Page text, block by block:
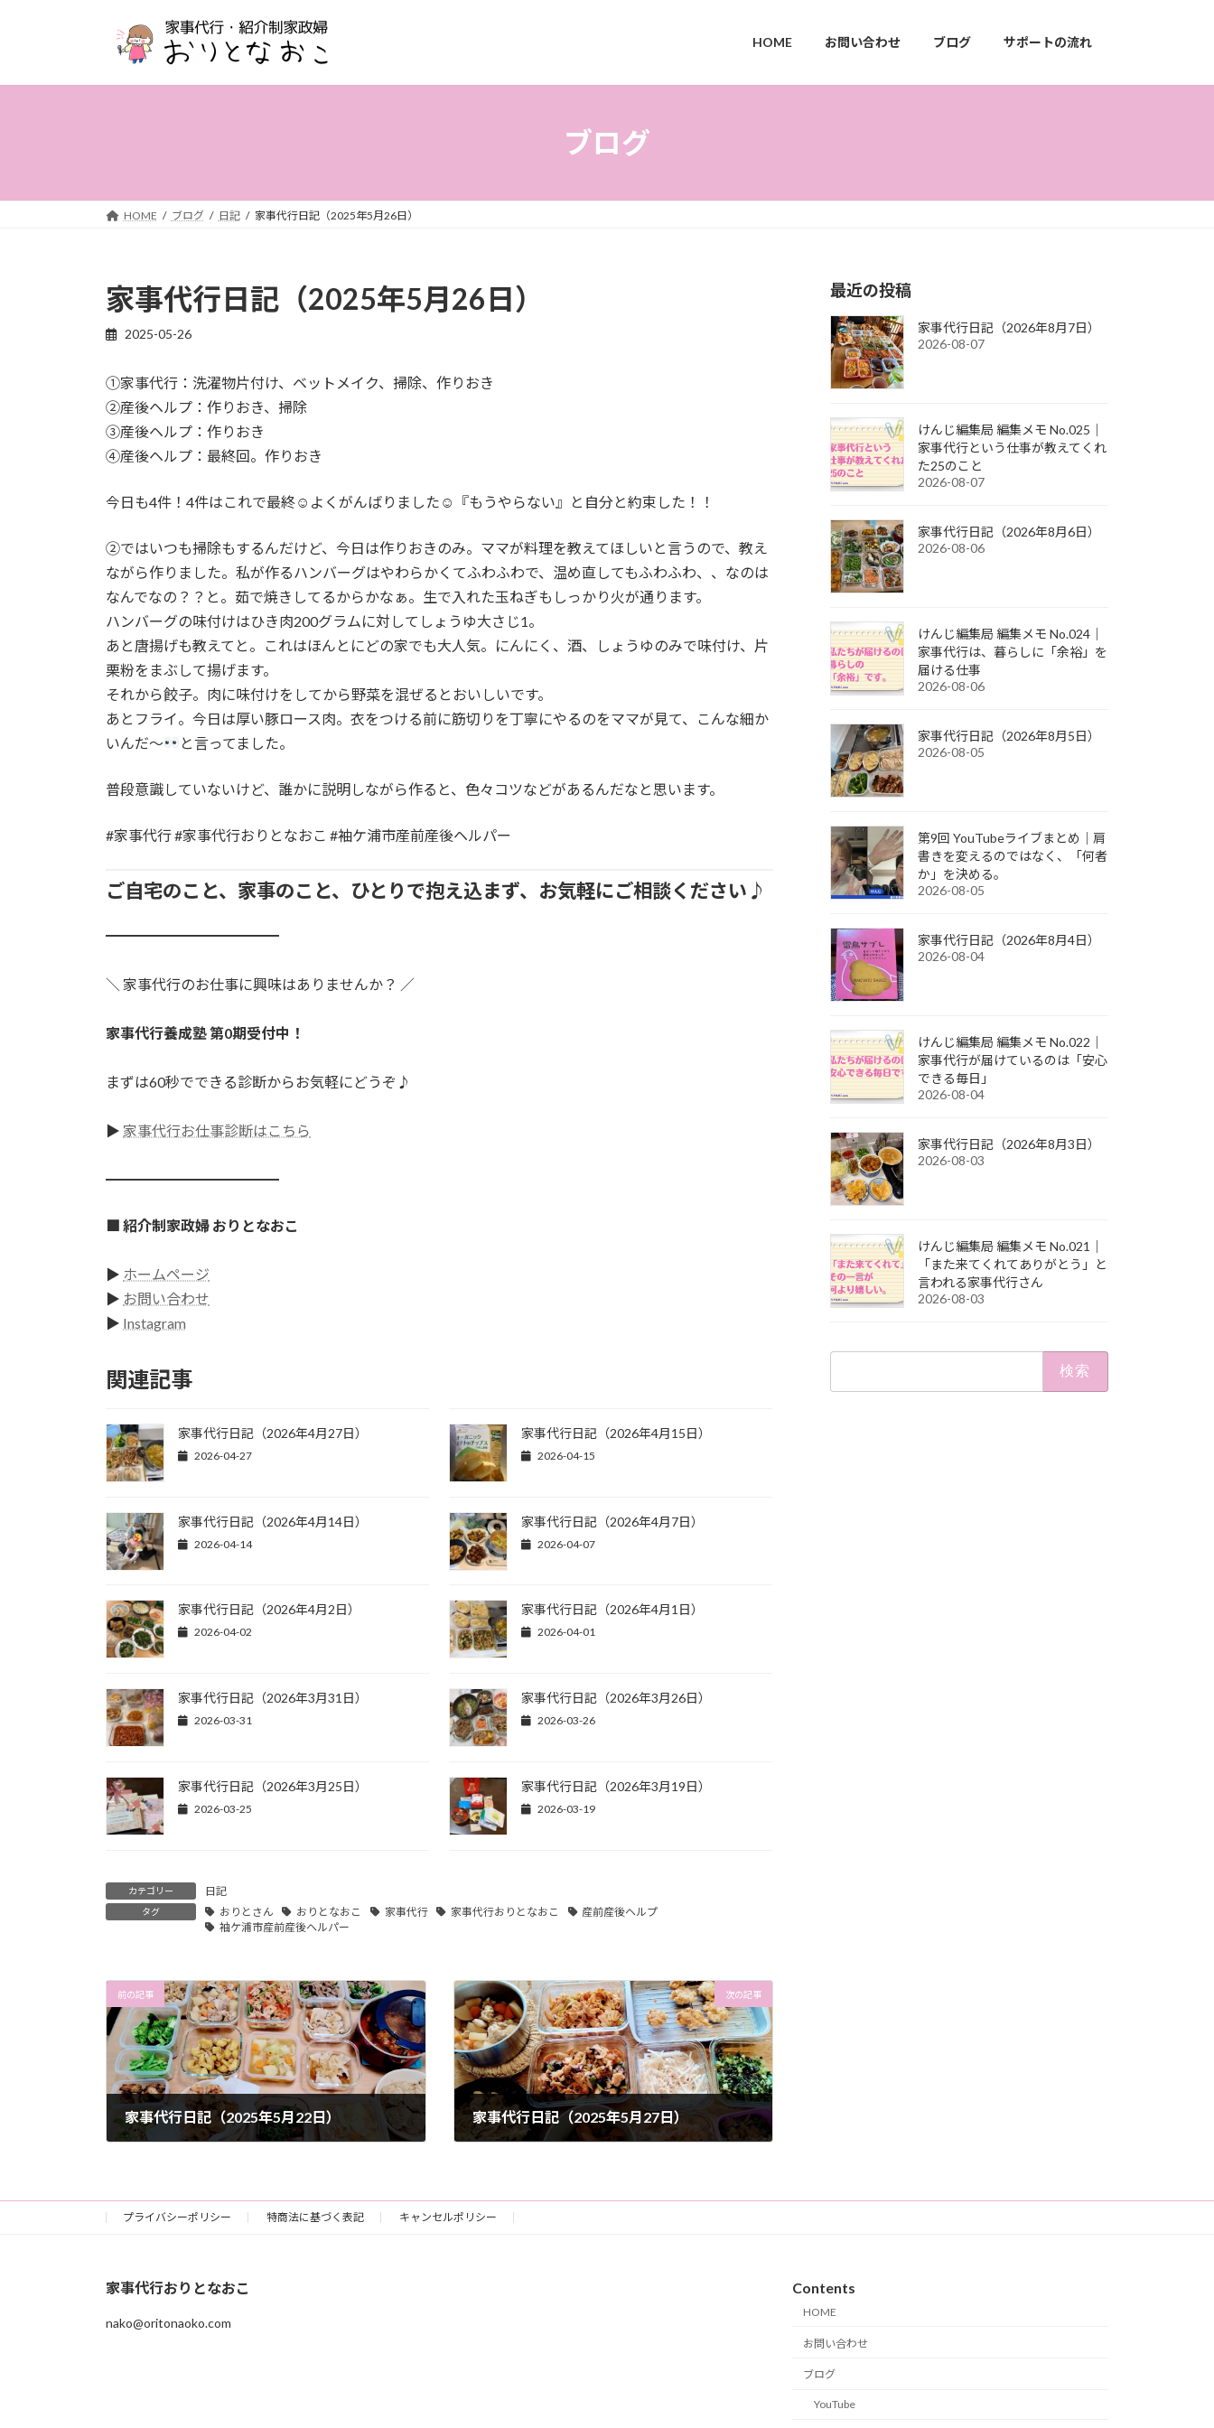
プ
動
HOME お問い合わせ ブログ サポートの流れ
ブログ
HOME ブログ 日記 家事代行日記（2025年5月26日）
家事代行日記（2025年5月26日）
2025-05-26
①家事代行：洗濯物片付け、ベットメイク、掃除、作りおき
②産後ヘルプ：作りおき、掃除
③産後ヘルプ：作りおき
④産後ヘルプ：最終回。作りおき
今日も4件！4件はこれで最終☺よくがんばりました☺『もうやらない』と自分と約束した！！
②ではいつも掃除もするんだけど、今日は作りおきのみ。ママが料理を教えてほしいと言うので、教え
ながら作りました。私が作るハンバーグはやわらかくてふわふわで、温め直してもふわふわ、、なのは
なんでなの？？と。茹で焼きしてるからかなぁ。生で入れた玉ねぎもしっかり火が通ります。
ハンバーグの味付けはひき肉200グラムに対してしょうゆ大さじ1。
あと唐揚げも教えてと。これはほんとにどの家でも大人気。にんにく、酒、しょうゆのみで味付け、片
栗粉をまぶして揚げます。
それから餃子。肉に味付けをしてから野菜を混ぜるとおいしいです。
あとフライ。今日は厚い豚ロース肉。衣をつける前に筋切りを丁寧にやるのをママが見て、こんな細か
いんだ〜
と言ってました。
普段意識していないけど、誰かに説明しながら作ると、色々コツなどがあるんだなと思います。
#家事代行 #家事代行おりとなおこ #袖ケ浦市産前産後ヘルパー
ご自宅のこと、家事のこと、ひとりで抱え込まず、お気軽にご相談ください♪
━━━━━━━━━━━━
＼ 家事代行のお仕事に興味はありませんか？ ／
家事代行養成塾 第0期受付中！
まずは60秒でできる診断からお気軽にどうぞ♪
▶ 家事代行お仕事診断はこちら
━━━━━━━━━━━━
■ 紹介制家政婦 おりとなおこ
▶ ホームページ
▶ お問い合わせ
▶ Instagram
関連記事
家事代行日記（2026年4月27日）
2026-04-27
家事代行日記（2026年4月15日）
2026-04-15
家事代行日記（2026年4月14日）
2026-04-14
家事代行日記（2026年4月7日）
2026-04-07
家事代行日記（2026年4月2日）
2026-04-02
家事代行日記（2026年4月1日）
2026-04-01
家事代行日記（2026年3月31日）
2026-03-31
家事代行日記（2026年3月26日）
2026-03-26
家事代行日記（2026年3月25日）
2026-03-25
家事代行日記（2026年3月19日）
2026-03-19
カテゴリー 日記
タグ おりとさん おりとなおこ 家事代行 家事代行おりとなおこ
産前産後ヘルプ
袖ケ浦市産前産後ヘルパー
前の記事
家事代行日記（2025年5月22日）
次の記事
家事代行日記（2025年5月27日）
最近の投稿
家事代行日記（2026年8月7日）
2026-08-07
けんじ編集局 編集メモ No.025｜
家事代行という仕事が教えてくれ
た25のこと
2026-08-07
家事代行日記（2026年8月6日）
2026-08-06
けんじ編集局 編集メモ No.024｜
家事代行は、暮らしに「余裕」を
届ける仕事
2026-08-06
家事代行日記（2026年8月5日）
2026-08-05
第9回 YouTubeライブまとめ｜肩
書きを変えるのではなく、「何者
か」を決める。
2026-08-05
家事代行日記（2026年8月4日）
2026-08-04
けんじ編集局 編集メモ No.022｜
家事代行が届けているのは「安心
できる毎日」
2026-08-04
家事代行日記（2026年8月3日）
2026-08-03
けんじ編集局 編集メモ No.021｜
「また来てくれてありがとう」と
言われる家事代行さん
2026-08-03
プライバシーポリシー 特商法に基づく表記 キャンセルポリシー
家事代行おりとなおこ
nako@oritonaoko.com
Contents
HOME
お問い合わせ
ブログ
YouTube